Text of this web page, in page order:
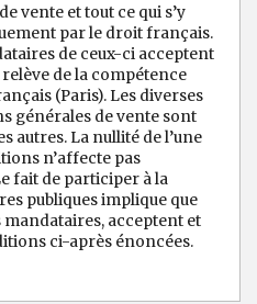
vente et tout ce qui s’y
par le droit français.
de ceux-ci acceptent
de la compétence
(Paris). Les diverses
générales de vente sont
autres. La nullité de l’une
n’affecte pas
fait de participer à la
publiques implique que
mandataires, acceptent et
ci-après énoncées.